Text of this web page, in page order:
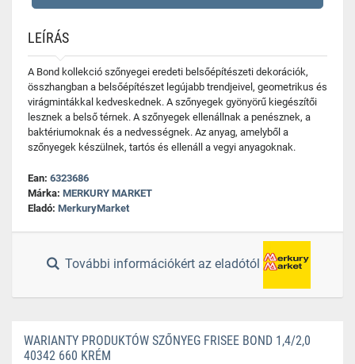
LEÍRÁS
A Bond kollekció szőnyegei eredeti belsőépítészeti dekorációk,
összhangban a belsőépítészet legújabb trendjeivel, geometrikus és
virágmintákkal kedveskednek. A szőnyegek gyönyörű kiegészítői
lesznek a belső térnek. A szőnyegek ellenállnak a penésznek, a
baktériumoknak és a nedvességnek. Az anyag, amelyből a
szőnyegek készülnek, tartós és ellenáll a vegyi anyagoknak.
Ean: 6323686
Márka: MERKURY MARKET
Eladó: MerkuryMarket
További információkért az eladótól
WARIANTY PRODUKTÓW SZŐNYEG FRISEE BOND 1,4/2,0
40342 660 KRÉM